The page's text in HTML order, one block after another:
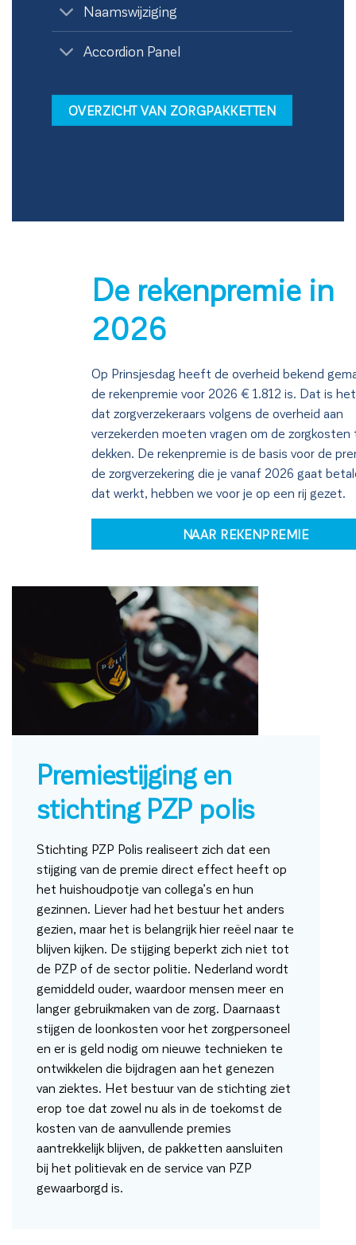
Naamswijziging
Accordion Panel
OVERZICHT VAN ZORGPAKKETTEN
De rekenpremie in
2026
Op Prinsjesdag heeft de overheid bekend
de rekenpremie voor 2026 € 1.812 is. Dat is
dat zorgverzekeraars volgens de overheid aan
verzekerden moeten vragen om de zorgkosten
dekken. De rekenpremie is de basis voor de
de zorgverzekering die je vanaf 2026 gaat
dat werkt, hebben we voor je op een rij gezet.
NAAR REKENPREMIE
Premiestijging en
stichting PZP polis
Stichting PZP Polis realiseert zich dat een
stijging van de premie direct effect heeft op
het huishoudpotje van collega’s en hun
gezinnen. Liever had het bestuur het anders
gezien, maar het is belangrijk hier reëel naar te
blijven kijken. De stijging beperkt zich niet tot
de PZP of de sector politie. Nederland wordt
gemiddeld ouder, waardoor mensen meer en
langer gebruikmaken van de zorg. Daarnaast
stijgen de loonkosten voor het zorgpersoneel
en er is geld nodig om nieuwe technieken te
ontwikkelen die bijdragen aan het genezen
van ziektes. Het bestuur van de stichting ziet
erop toe dat zowel nu als in de toekomst de
kosten van de aanvullende premies
aantrekkelijk blijven, de pakketten aansluiten
bij het politievak en de service van PZP
gewaarborgd is.